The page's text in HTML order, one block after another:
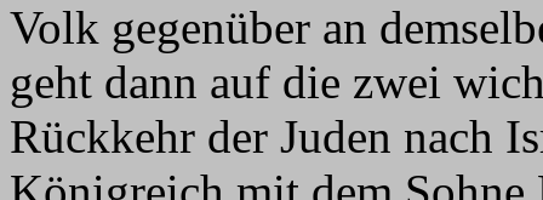
Volk gegenüber an
geht dann auf die zwei
Rückkehr der Juden nach